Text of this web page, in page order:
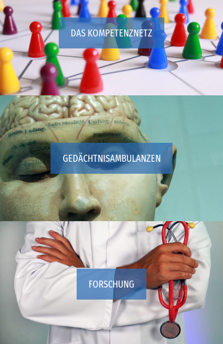
DAS KOMPETENZNETZ
GEDÄCHTNISAMBULANZEN
FORSCHUNG